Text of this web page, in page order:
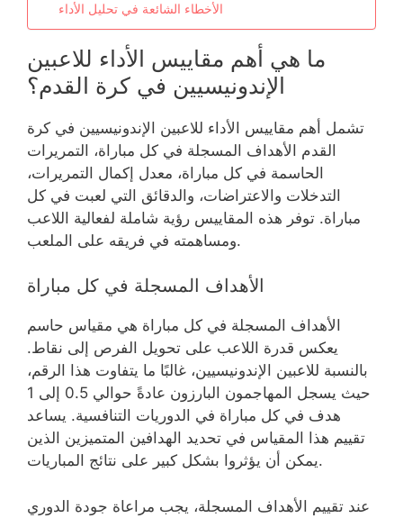
الأخطاء الشائعة في تحليل الأداء
ما هي أهم مقاييس الأداء للاعبين
الإندونيسيين في كرة القدم؟
تشمل أهم مقاييس الأداء للاعبين الإندونيسيين في كرة
القدم الأهداف المسجلة في كل مباراة، التمريرات
الحاسمة في كل مباراة، معدل إكمال التمريرات،
التدخلات والاعتراضات، والدقائق التي لعبت في كل
مباراة. توفر هذه المقاييس رؤية شاملة لفعالية اللاعب
ومساهمته في فريقه على الملعب.
الأهداف المسجلة في كل مباراة
الأهداف المسجلة في كل مباراة هي مقياس حاسم
يعكس قدرة اللاعب على تحويل الفرص إلى نقاط.
بالنسبة للاعبين الإندونيسيين، غالبًا ما يتفاوت هذا الرقم،
حيث يسجل المهاجمون البارزون عادةً حوالي 0.5 إلى 1
هدف في كل مباراة في الدوريات التنافسية. يساعد
تقييم هذا المقياس في تحديد الهدافين المتميزين الذين
يمكن أن يؤثروا بشكل كبير على نتائج المباريات.
عند تقييم الأهداف المسجلة، يجب مراعاة جودة الدوري